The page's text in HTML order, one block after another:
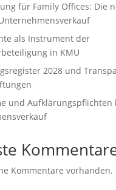
für Family Offices: Die
als Instrument der
in KMU
2028 und
und Aufklärungspflichten
Kommentare vorhanden.